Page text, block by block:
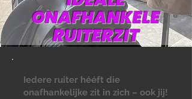
ONAFHANKELE
RUITERZIT
Iedere ruiter hééft die
onafhankelijke zit in zich – ook jij!